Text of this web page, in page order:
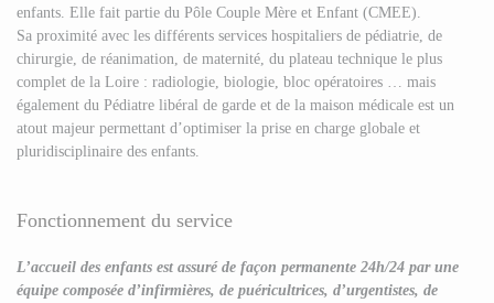
enfants. Elle fait partie du Pôle Couple Mère et Enfant (CMEE).
Sa proximité avec les différents services hospitaliers de pédiatrie, de
chirurgie, de réanimation, de maternité, du plateau technique le plus
complet de la Loire : radiologie, biologie, bloc opératoires … mais
également du Pédiatre libéral de garde et de la maison médicale est un
atout majeur permettant d’optimiser la prise en charge globale et
pluridisciplinaire des enfants.
Fonctionnement du service
L’accueil des enfants est assuré de façon permanente 24h/24 par une
équipe composée d’infirmières, de puéricultrices, d’urgentistes, de